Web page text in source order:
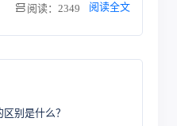
阅读：2349 阅读全文
别是什么？